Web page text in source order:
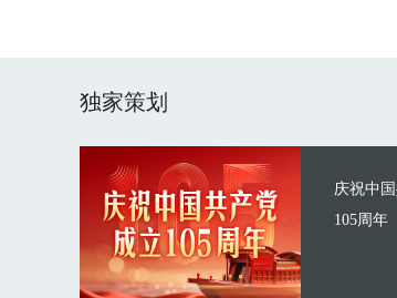
独家策划
庆祝中
105周年